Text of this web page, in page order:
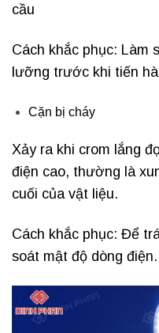
cầu
Cách khắc phục: Làm
lưỡng trước khi tiến
Cặn bị cháy
Xảy ra khi crom lắng
điện cao, thường là
cuối của vật liệu.
Cách khắc phục: Để
soát mật độ dòng điện.